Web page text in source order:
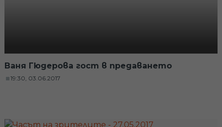
Ваня Гюдерова гост в предаването
19:30, 03.06.2017